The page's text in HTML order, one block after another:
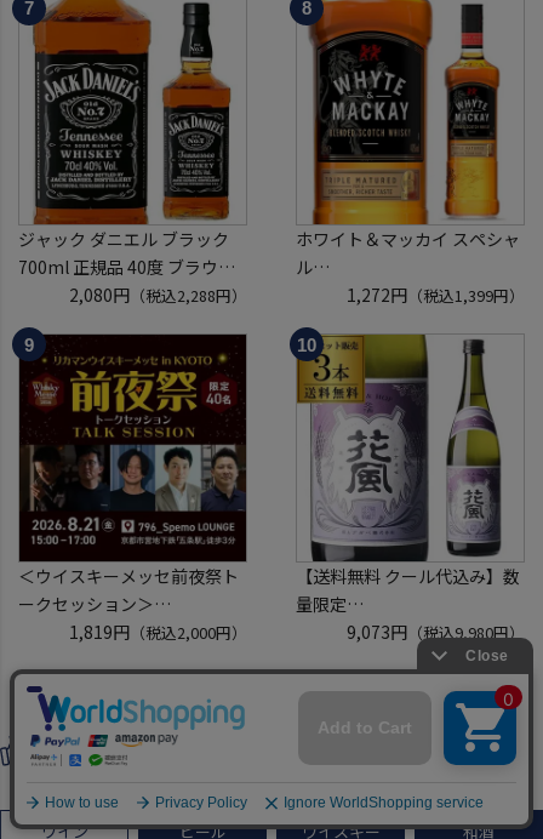
虎S ※必ずもらえるCP対象
(1P)
ジャック ダニエル ブラック
700ml 正規品 40度 ブラウン
フォーマン
ウイスキー テネシー バーボン
長S
2,080円（税込2,288円）
ホワイト＆マッカイ スペシャ
ル
40度 700ml
スコッチ ウイスキー white &
mackay scotch whisky [長S]
1,272円 （税込1,399円）
＜ウイスキーメッセ前夜祭ト
ークセッション＞
8月21日(金)15:00～17:00京都
クレジットカード決済のみ
1,819円（税込2,000円）
【送料無料 クール代込み】数
量限定
稲とアガベ 交酒 花風 -心拍-
KYOTO EDITION 720ml 3本
こうしゅ はなかぜ craft sake
クラフトサケ 秋田県 男鹿市
9,073円 （税込9,980円）
バイヤーオススメ商品
Buyer recommended
ワイン ビール ウイスキー 和酒